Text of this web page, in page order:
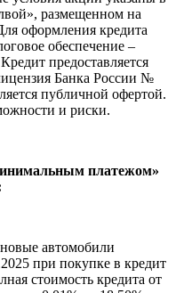
размещенном на
оформления кредита
обеспечение –
предоставляется
Банка России №
публичной офертой.
и риски.
платежом»
автомобили
при покупке в кредит
стоимость кредита от